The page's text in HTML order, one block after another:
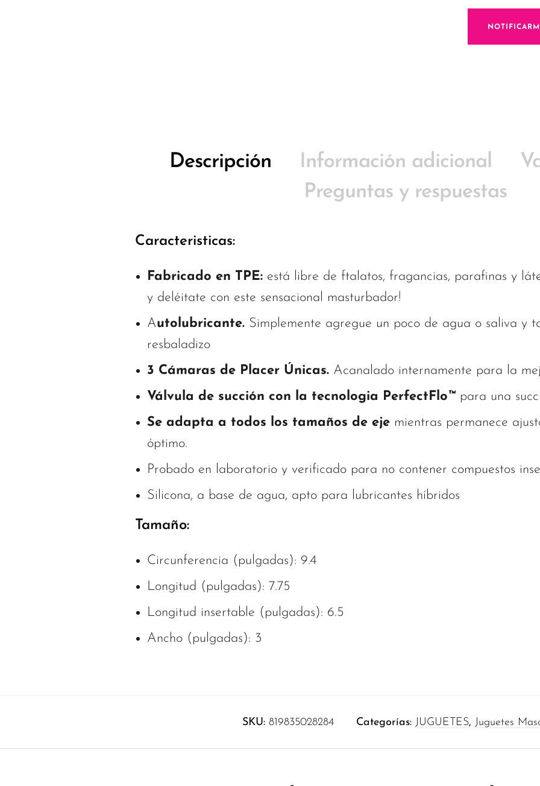
Descripción Información adicional
Preguntas y respuestas
Caracteristicas:
Fabricado en TPE: está libre de ftalatos, fragancias, parafinas y
y deléitate con este sensacional masturbador!
Autolubricante. Simplemente agregue un poco de agua o saliva y
resbaladizo
3 Cámaras de Placer Únicas. Acanalado internamente para la
Válvula de succión con la tecnologia PerfectFlo™ para una
Se adapta a todos los tamaños de eje mientras permanece
óptimo.
Probado en laboratorio y verificado para no contener compuestos
Silicona, a base de agua, apto para lubricantes híbridos
Tamaño:
Circunferencia (pulgadas): 9.4
Longitud (pulgadas): 7.75
Longitud insertable (pulgadas): 6.5
Ancho (pulgadas): 3
SKU: 819835028284 Categorías: JUGUETES, Juguetes